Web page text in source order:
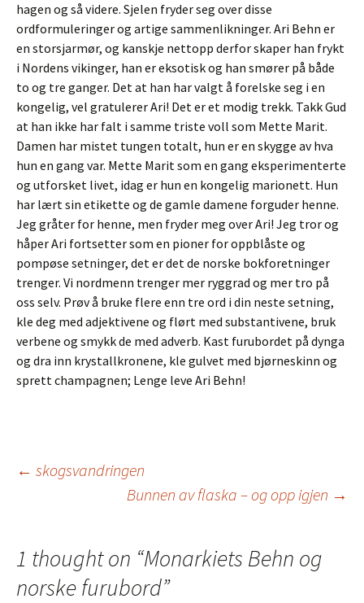
hagen og så videre. Sjelen fryder seg over disse
ordformuleringer og artige sammenlikninger. Ari Behn er
en storsjarmør, og kanskje nettopp derfor skaper han frykt
i Nordens vikinger, han er eksotisk og han smører på både
to og tre ganger. Det at han har valgt å forelske seg i en
kongelig, vel gratulerer Ari! Det er et modig trekk. Takk Gud
at han ikke har falt i samme triste voll som Mette Marit.
Damen har mistet tungen totalt, hun er en skygge av hva
hun en gang var. Mette Marit som en gang eksperimenterte
og utforsket livet, idag er hun en kongelig marionett. Hun
har lært sin etikette og de gamle damene forguder henne.
Jeg gråter for henne, men fryder meg over Ari! Jeg tror og
håper Ari fortsetter som en pioner for oppblåste og
pompøse setninger, det er det de norske bokforetninger
trenger. Vi nordmenn trenger mer ryggrad og mer tro på
oss selv. Prøv å bruke flere enn tre ord i din neste setning,
kle deg med adjektivene og flørt med substantivene, bruk
verbene og smykk de med adverb. Kast furubordet på dynga
og dra inn krystallkronene, kle gulvet med bjørneskinn og
sprett champagnen; Lenge leve Ari Behn!
navigation
← skogsvandringen
Bunnen av flaska – og opp igjen →
1 thought on “Monarkiets Behn og
norske furubord”